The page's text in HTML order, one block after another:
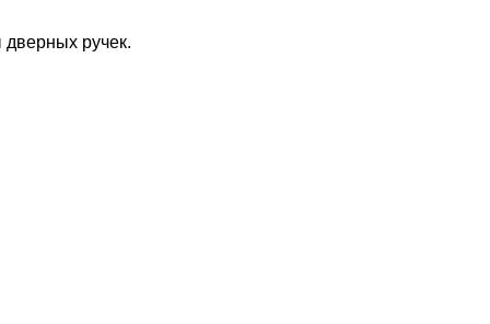
ручек.